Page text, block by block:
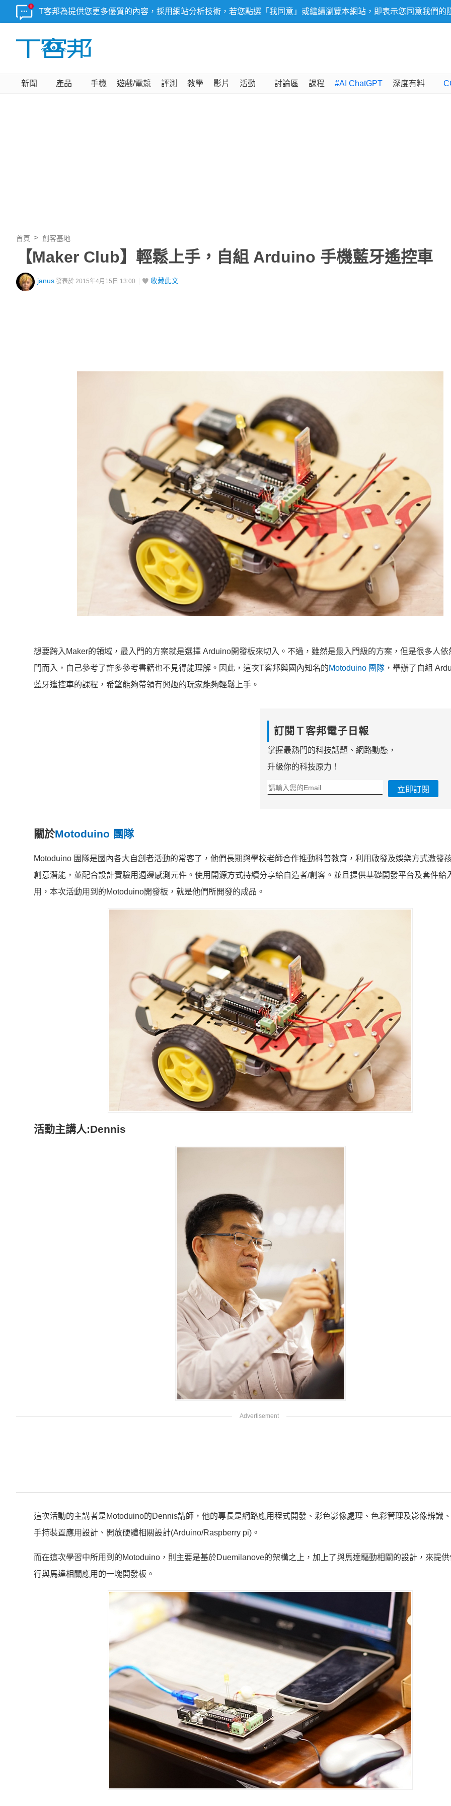
T客邦為提供您更多優質的內容，採用網站分析技術，若您點選「我同意」或繼續瀏覽本網站，即表示您同意我們的
新聞 產品 手機 遊戲/電競 評測 教學 影片 活動 討論區 課程 #AI ChatGPT 深度有料
首頁 創客基地
【Maker Club】輕鬆上手，自組 Arduino 手機藍牙遙控車
janus 發表於 2015年4月15日 13:00 收藏此文
想要跨入Maker的領域，最入門的方案就是選擇 Arduino開發板來切入。不過，雖然是最入門級的方案，但是很多人依
門而入，自己參考了許多參考書籍也不見得能理解。因此，這次T客邦與國內知名的Motoduino 團隊 ，舉辦了自組
藍牙遙控車的課程，希望能夠帶領有興趣的玩家能夠輕鬆上手。
訂閱Ｔ客邦電子日報
掌握最熱門的科技話題、網路動態，
升級你的科技原力！
立即訂閱
關於Motoduino 團隊
Motoduino 團隊是國內各大自創者活動的常客了，他們長期與學校老師合作推動科普教育，利用啟發及娛樂方式激發
創意潛能，並配合設計實驗用週邊感測元件。使用開源方式持續分享給自造者/創客。並且提供基礎開發平台及套件給
用，本次活動用到的Motoduino開發板，就是他們所開發的成品。
活動主講人:Dennis
這次活動的主講者是Motoduino的Dennis講師，他的專長是網路應用程式開發、彩色影像處理、色彩管理及影像辨識
手持裝置應用設計、開放硬體相關設計(Arduino/Raspberry pi)。
而在這次學習中所用到的Motoduino，則主要是基於Duemilanove的架構之上，加上了與馬達驅動相關的設計，來提
行與馬達相關應用的一塊開發板。